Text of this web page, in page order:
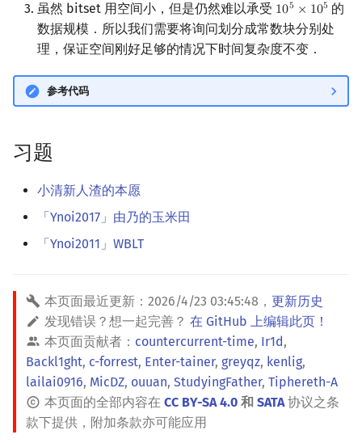
Code::Blocks
排序应用
DP 优化
其它 DP 方法
后缀树
Manacher
回文树
序列自动机
Lyndon 分解
卢卡斯定理
同余方程
狄利克雷卷积
莫比乌斯反演
杜教筛
普通生成函数
指数生成函数
图论计数
线性规划
抽象代数
概率论
博弈论
序理论
拟阵
Berlekamp–Massey 算法
二叉搜索树 & 平衡树
可持久化数据结构
树套树
动态树
PQ 树
手指树
霍夫曼树
最小环
2-SAT
欧拉图
哈密顿图
平面图
图的着色
网络流
图的匹配
Prüfer 序列
虽然 bitset 用空间小，但是仍然难以承受 105 × 105
105 ×105
的
数据规模．所以我们需要将询问划分成常数块分别处
理，保证空间刚好足够的情况下时间复杂度不变．
参考代码
习题
小清新人渣的本愿
「Ynoi2017」由乃的玉米田
「Ynoi2011」WBLT
本页面最近更新： 2026/4/23 03:45:48 ， 更新历史
发现错误？想一起完善？ 在 GitHub 上编辑此页！
本页面贡献者： countercurrent-time, Ir1d,
Backl1ght, c-forrest, Enter-tainer, greyqz, kenlig,
lailai0916, MicDZ, ouuan, StudyingFather, Tiphereth-A
本页面的全部内容在 CC BY-SA 4.0 和 SATA协议之条
款下提供，附加条款亦可能应用